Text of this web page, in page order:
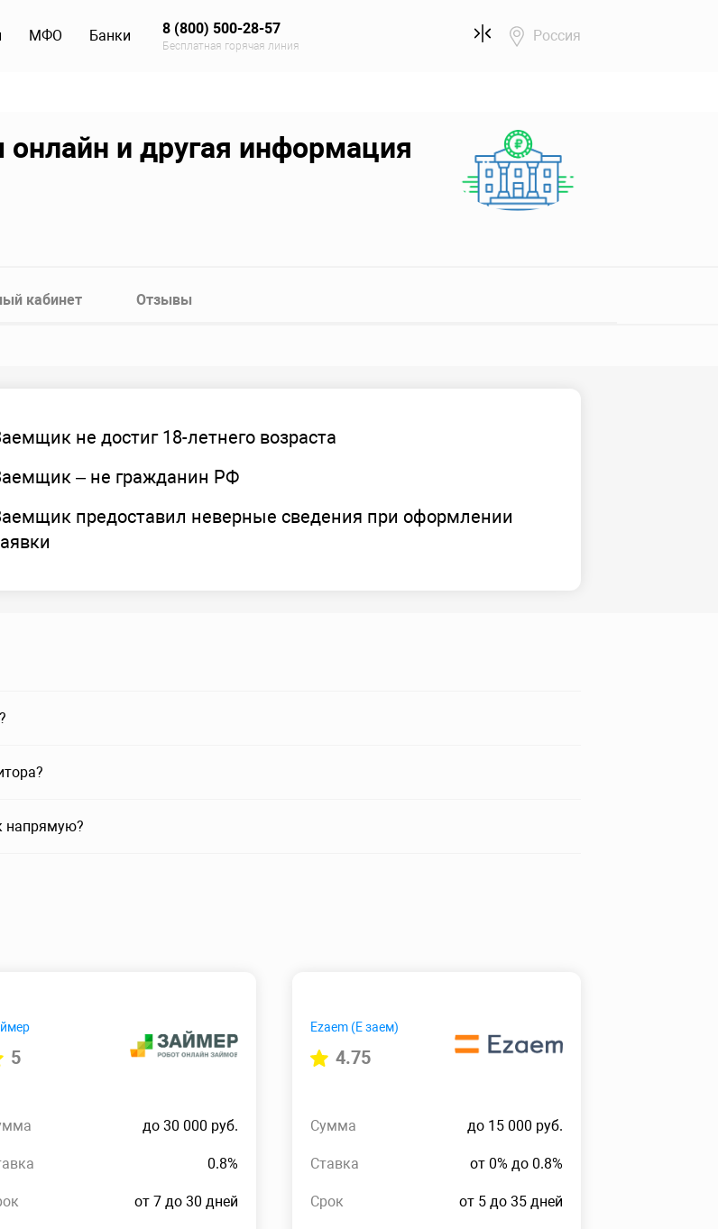
МФО Банки 8 (800) 500-28-57
Бесплатная горячая линия
Россия
и другая информация
кабинет Отзывы
не достиг 18-летнего возраста
– не гражданин РФ
предоставил неверные сведения при оформлении
напрямую?
5
до 30 000 руб.
0.8%
от 7 до 30 дней
Ezaem (Е заем)
4.75
Сумма до 15 000 руб.
Ставка от 0% до 0.8%
Срок от 5 до 35 дней